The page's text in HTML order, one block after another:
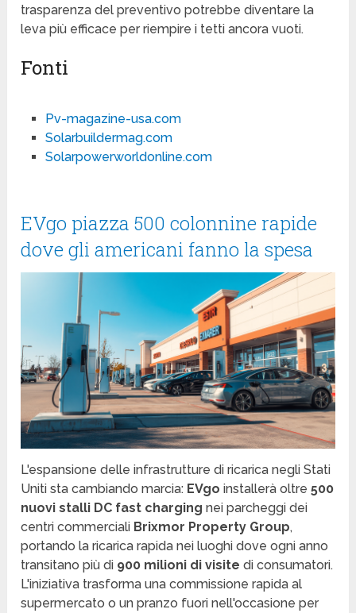
trasparenza del preventivo potrebbe diventare la
leva più efficace per riempire i tetti ancora vuoti.
Fonti
Pv-magazine-usa.com
Solarbuildermag.com
Solarpowerworldonline.com
EVgo piazza 500 colonnine rapide
dove gli americani fanno la spesa
L'espansione delle infrastrutture di ricarica negli Stati
Uniti sta cambiando marcia: EVgo installerà oltre500
nuovi stalli DC fast charging nei parcheggi dei
centri commerciali Brixmor Property Group,
portando la ricarica rapida nei luoghi dove ogni anno
transitano più di 900 milioni di visite di consumatori.
L'iniziativa trasforma una commissione rapida al
supermercato o un pranzo fuori nell'occasione per